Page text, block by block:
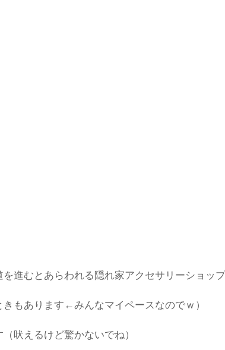
進むとあらわれる隠れ家アクセサリーショップ
きもあります←みんなマイペースなのでｗ）
吠えるけど驚かないでね）